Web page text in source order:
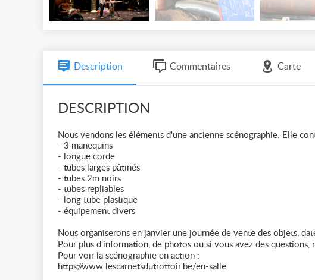
Description Commentaires Carte
DESCRIPTION
Nous vendons les éléments d'une ancienne scénographie. Elle
- 3 manequins
- longue corde
- tubes larges pâtinés
- tubes 2m noirs
- tubes repliables
- long tube plastique
- équipement divers
Nous organiserons en janvier une journée de vente des objets,
Pour plus d'information, de photos ou si vous avez des
Pour voir la scénographie en action :
https://www.lescarnetsdutrottoir.be/en-salle